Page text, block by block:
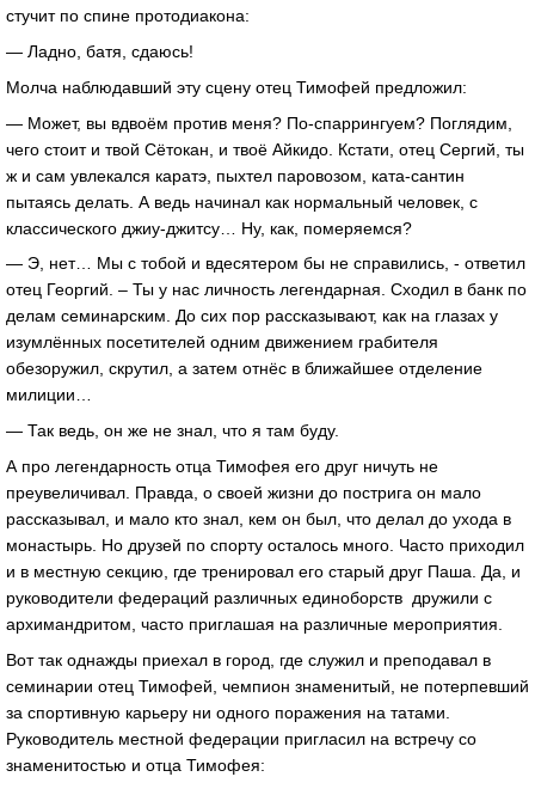
стучит по спине протодиакона:
— Ладно, батя, сдаюсь!
Молча наблюдавший эту сцену отец Тимофей предложил:
— Может, вы вдвоём против меня? По-спаррингуем? Поглядим,
чего стоит и твой Сётокан, и твоё Айкидо. Кстати, отец Сергий, ты
ж и сам увлекался каратэ, пыхтел паровозом, ката-сантин
пытаясь делать. А ведь начинал как нормальный человек, с
классического джиу-джитсу… Ну, как, померяемся?
— Э, нет… Мы с тобой и вдесятером бы не справились, - ответил
отец Георгий. – Ты у нас личность легендарная. Сходил в банк по
делам семинарским. До сих пор рассказывают, как на глазах у
изумлённых посетителей одним движением грабителя
обезоружил, скрутил, а затем отнёс в ближайшее отделение
милиции…
— Так ведь, он же не знал, что я там буду.
А про легендарность отца Тимофея его друг ничуть не
преувеличивал. Правда, о своей жизни до пострига он мало
рассказывал, и мало кто знал, кем он был, что делал до ухода в
монастырь. Но друзей по спорту осталось много. Часто приходил
и в местную секцию, где тренировал его старый друг Паша. Да, и
руководители федераций различных единоборств дружили с
архимандритом, часто приглашая на различные мероприятия.
Вот так однажды приехал в город, где служил и преподавал в
семинарии отец Тимофей, чемпион знаменитый, не потерпевший
за спортивную карьеру ни одного поражения на татами.
Руководитель местной федерации пригласил на встречу со
знаменитостью и отца Тимофея: